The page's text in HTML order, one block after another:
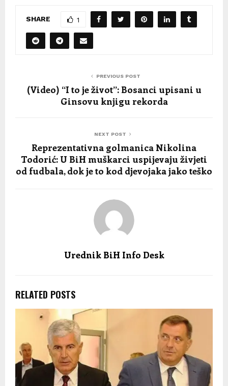
SHARE 1
PREVIOUS POST
(Video) “I to je život”: Bosanci upisani u
Ginsovu knjigu rekorda
NEXT POST
Reprezentativna golmanica Nikolina
Todorić: U BiH muškarci uspijevaju živjeti
od fudbala, dok je to kod djevojaka jako teško
Urednik BiH Info Desk
RELATED POSTS